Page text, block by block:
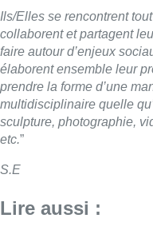
Ils/Elles se rencontrent
collaborent et partagent
faire autour d’enjeux
élaborent ensemble leur
prendre la forme d’une
multidisciplinaire quelle
sculpture, photographie,
etc.”
S.E
Lire aussi :